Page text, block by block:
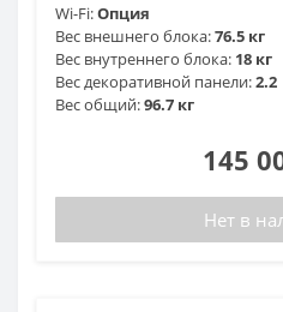
Wi-Fi:Опция
Вес внешнего блока:76.5 кг
Вес внутреннего блока: 18 кг
Вес декоративной панели:2.2
Вес общий:96.7 кг
145
Нет в